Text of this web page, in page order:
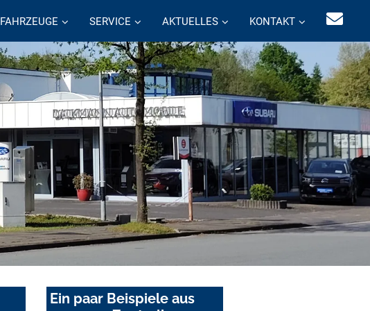
FAHRZEUGE SERVICE AKTUELLES KONTAKT
Ein paar Beispiele aus